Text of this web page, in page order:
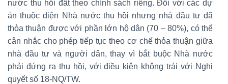
nước thu hồi đất theo chính sách riêng. Đối với các dự
án thuộc diện Nhà nước thu hồi nhưng nhà đầu tư đã
thỏa thuận được với phần lớn hộ dân (70 – 80%), có thể
cân nhắc cho phép tiếp tục theo cơ chế thỏa thuận giữa
nhà đầu tư và người dân, thay vì bắt buộc Nhà nước
phải đứng ra thu hồi, với điều kiện không trái với Nghị
quyết số 18-NQ/TW.